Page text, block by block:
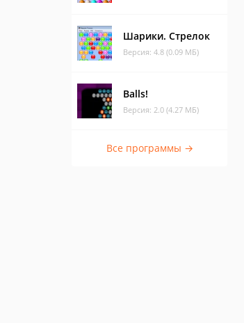
Шарики. Стрелок
Версия: 4.8 (0.09 МБ)
Balls!
Версия: 2.0 (4.27 МБ)
Все программы →